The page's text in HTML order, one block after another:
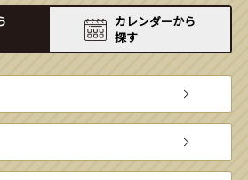
カレンダーから
探す